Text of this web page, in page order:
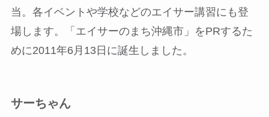
当。各イベントや学校などのエイサー講習にも登
場します。「エイサーのまち沖縄市」をPRするた
めに2011年6月13日に誕生しました。
サーちゃん